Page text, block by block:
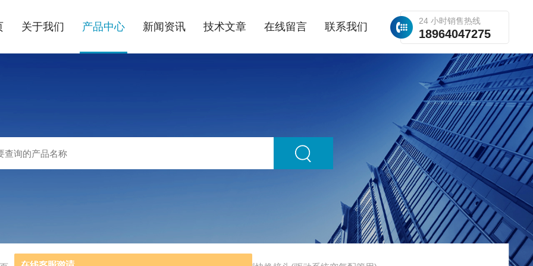
24 小时销售热线
18964047275
关于我们 产品中心 新闻资讯 技术文章 在线留言 联系我们